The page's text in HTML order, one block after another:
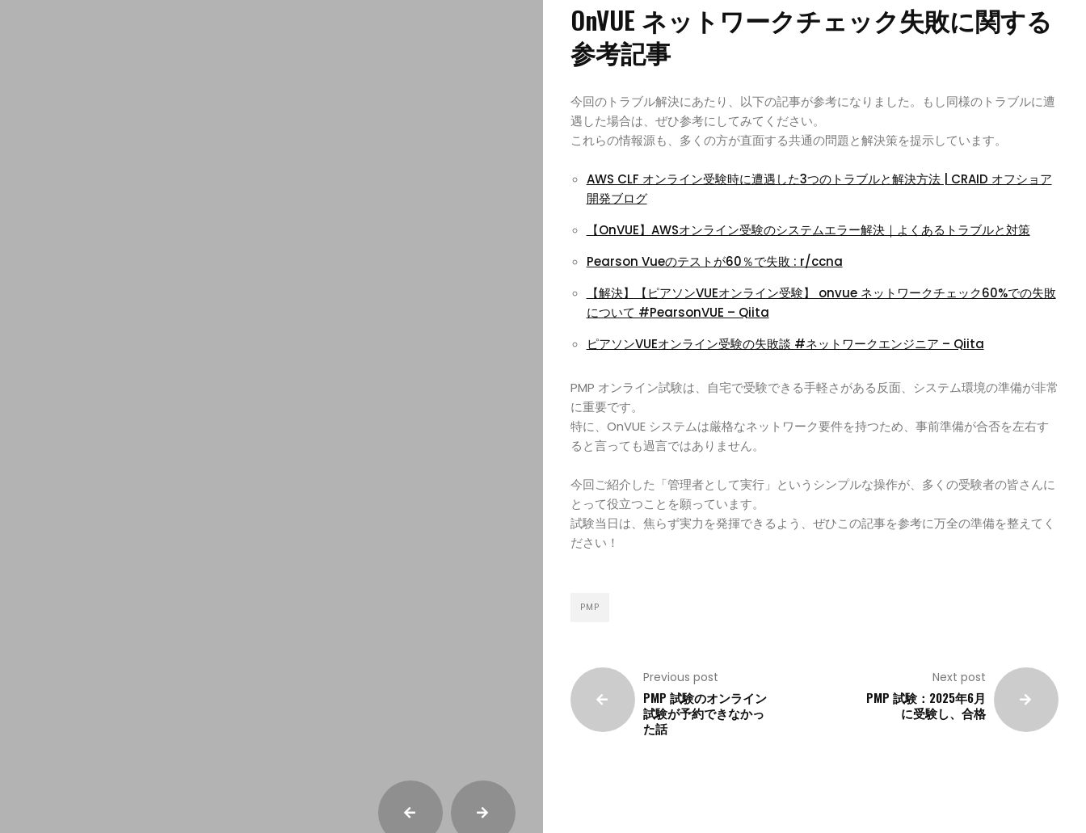
OnVUE ネットワークチェック失敗に関する
参考記事
今回のトラブル解決にあたり、以下の記事が参考になりました。もし同様のトラブルに遭
遇した場合は、ぜひ参考にしてみてください。
これらの情報源も、多くの方が直面する共通の問題と解決策を提示しています。
AWS CLF オンライン受験時に遭遇した3つのトラブルと解決方法 | CRAID オフショア
開発ブログ
【OnVUE】AWSオンライン受験のシステムエラー解決｜よくあるトラブルと対策
Pearson Vueのテストが60％で失敗 : r/ccna
【解決】【ピアソンVUEオンライン受験】 onvue ネットワークチェック60%での失敗
について #PearsonVUE – Qiita
ピアソンVUEオンライン受験の失敗談 #ネットワークエンジニア – Qiita
PMP オンライン試験は、自宅で受験できる手軽さがある反面、システム環境の準備が非常
に重要です。
特に、OnVUE システムは厳格なネットワーク要件を持つため、事前準備が合否を左右す
ると言っても過言ではありません。
今回ご紹介した「管理者として実行」というシンプルな操作が、多くの受験者の皆さんに
とって役立つことを願っています。
試験当日は、焦らず実力を発揮できるよう、ぜひこの記事を参考に万全の準備を整えてく
ださい！
PMP
Previous post
PMP 試験のオンライン
試験が予約できなかっ
た話
Next post
PMP 試験：2025年6月
に受験し、合格